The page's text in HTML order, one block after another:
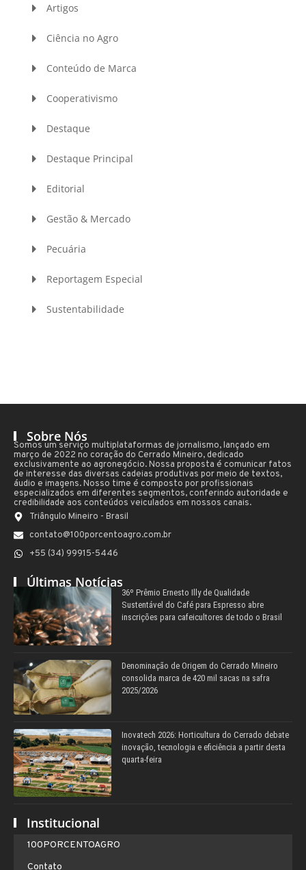
Artigos
Ciência no Agro
Conteúdo de Marca
Cooperativismo
Destaque
Destaque Principal
Editorial
Gestão & Mercado
Pecuária
Reportagem Especial
Sustentabilidade
Sobre Nós
Somos um serviço multiplataformas de jornalismo, lançado em
março de 2022 no coração do Cerrado Mineiro, dedicado
exclusivamente ao agronegócio. Nossa proposta é comunicar fatos
de interesse das diversas cadeias produtivas por meio de textos,
áudio e imagens. Nosso time é composto por profissionais
especializados em diferentes segmentos, conferindo autoridade e
credibilidade aos conteúdos veiculados em nossos canais.
Triângulo Mineiro - Brasil
contato@100porcentoagro.com.br
+55 (34) 99915-5446
Últimas Notícias
36º Prêmio Ernesto Illy de Qualidade
Sustentável do Café para Espresso abre
inscrições para cafeicultores de todo o Brasil
Denominação de Origem do Cerrado Mineiro
consolida marca de 420 mil sacas na safra
2025/2026
Inovatech 2026: Horticultura do Cerrado debate
inovação, tecnologia e eficiência a partir desta
quarta-feira
Institucional
100PORCENTOAGRO
Contato